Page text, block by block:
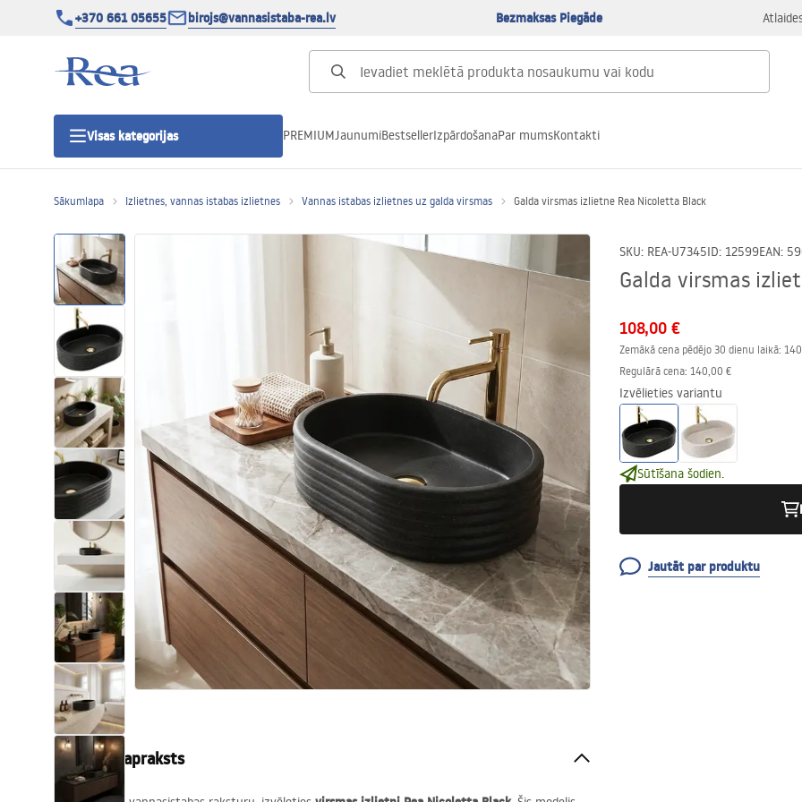
+370 661 05655 birojs@vannasistaba-rea.lv Bezmaksas Piegāde
Visas kategorijas
Dušas durvis
Vannas istabas dušas paliktņi
Lineāras dušas notekas
Tualetes
Izlietnes
Vannas un ekrāni
Vannas istabas jaucējkrāni
Vannas istabas dušas
Virtuve
Vannas istabas piederumi
PREMIUMJaunumiBestsellerIzpārdošanaPar mumsKontakti
Sākumlapa Izlietnes, vannas istabas izlietnes Vannas istabas izlietnes uz galda virsmas Galda virsmas izlietne Rea Nicoletta Black
SKU: REA-U7345ID: 12599EAN:
Galda virsmas
108,00 €
Zemākā cena pēdējo 30 dienu laikā:
Regulārā cena: 140,00 €
Izvēlieties variantu
Sūtīšana šodien.
Jautāt par produktu
Produkta apraksts